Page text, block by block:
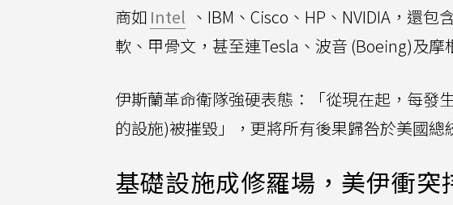
商如 Intel 、IBM、Cisco、HP、NVIDIA，還
軟、甲骨文，甚至連Tesla、波音 (Boeing)及摩
伊斯蘭革命衛隊強硬表態：「從現在起，每發
的設施)被摧毀」，更將所有後果歸咎於美國總
基礎設施成修羅場，美伊衝突